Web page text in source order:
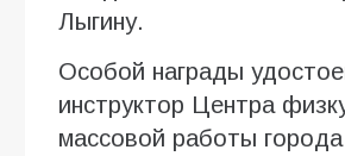
Лыгину.
Особой награды
инструктор Центра
массовой работы